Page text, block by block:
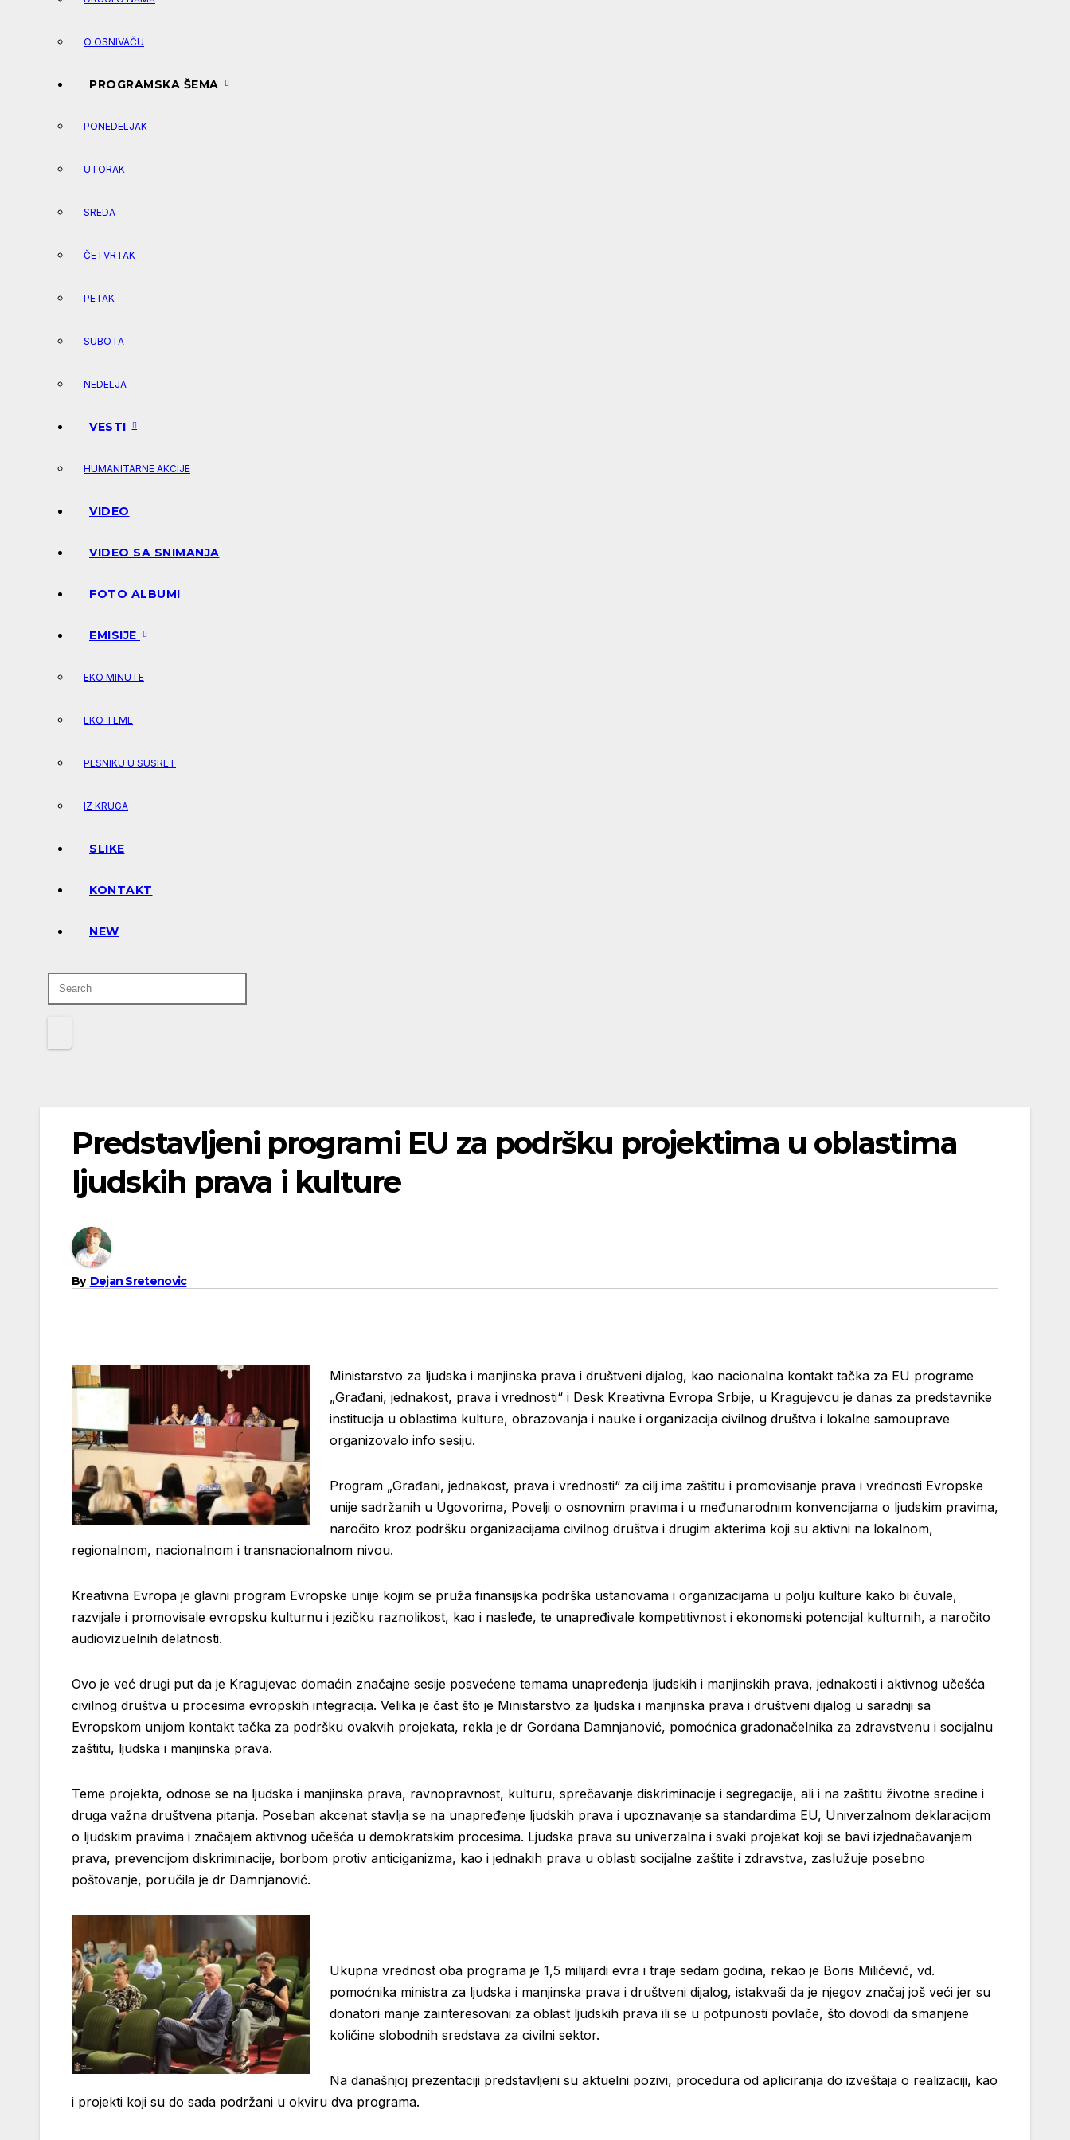
O OSNIVAČU
PROGRAMSKA ŠEMA
PONEDELJAK
UTORAK
SREDA
ČETVRTAK
PETAK
SUBOTA
NEDELJA
VESTI
HUMANITARNE AKCIJE
VIDEO
VIDEO SA SNIMANJA
FOTO ALBUMI
EMISIJE
EKO MINUTE
EKO TEME
PESNIKU U SUSRET
IZ KRUGA
SLIKE
KONTAKT
NEW
Predstavljeni programi EU za podršku projektima u oblastima
ljudskih prava i kulture
By Dejan Sretenovic
Ministarstvo za ljudska i manjinska prava i društveni dijalog, kao nacionalna kontakt tačka za EU programe
„Građani, jednakost, prava i vrednosti“ i Desk Kreativna Evropa Srbije, u Kragujevcu je danas za predstavnike
institucija u oblastima kulture, obrazovanja i nauke i organizacija civilnog društva i lokalne samouprave
organizovalo info sesiju.
Program „Građani, jednakost, prava i vrednosti“ za cilj ima zaštitu i promovisanje prava i vrednosti Evropske
unije sadržanih u Ugovorima, Povelji o osnovnim pravima i u međunarodnim konvencijama o ljudskim pravima,
naročito kroz podršku organizacijama civilnog društva i drugim akterima koji su aktivni na lokalnom,
regionalnom, nacionalnom i transnacionalnom nivou.
Kreativna Evropa je glavni program Evropske unije kojim se pruža finansijska podrška ustanovama i organizacijama u polju kulture kako bi čuvale,
razvijale i promovisale evropsku kulturnu i jezičku raznolikost, kao i nasleđe, te unapređivale kompetitivnost i ekonomski potencijal kulturnih, a naročito
audiovizuelnih delatnosti.
Ovo je već drugi put da je Kragujevac domaćin značajne sesije posvećene temama unapređenja ljudskih i manjinskih prava, jednakosti i aktivnog učešća
civilnog društva u procesima evropskih integracija. Velika je čast što je Ministarstvo za ljudska i manjinska prava i društveni dijalog u saradnji sa
Evropskom unijom kontakt tačka za podršku ovakvih projekata, rekla je dr Gordana Damnjanović, pomoćnica gradonačelnika za zdravstvenu i socijalnu
zaštitu, ljudska i manjinska prava.
Teme projekta, odnose se na ljudska i manjinska prava, ravnopravnost, kulturu, sprečavanje diskriminacije i segregacije, ali i na zaštitu životne sredine i
druga važna društvena pitanja. Poseban akcenat stavlja se na unapređenje ljudskih prava i upoznavanje sa standardima EU, Univerzalnom deklaracijom
o ljudskim pravima i značajem aktivnog učešća u demokratskim procesima. Ljudska prava su univerzalna i svaki projekat koji se bavi izjednačavanjem
prava, prevencijom diskriminacije, borbom protiv anticiganizma, kao i jednakih prava u oblasti socijalne zaštite i zdravstva, zaslužuje posebno
poštovanje, poručila je dr Damnjanović.
Ukupna vrednost oba programa je 1,5 milijardi evra i traje sedam godina, rekao je Boris Milićević, vd.
pomoćnika ministra za ljudska i manjinska prava i društveni dijalog, istakvaši da je njegov značaj još veći jer su
donatori manje zainteresovani za oblast ljudskih prava ili se u potpunosti povlače, što dovodi da smanjene
količine slobodnih sredstava za civilni sektor.
Na današnjoj prezentaciji predstavljeni su aktuelni pozivi, procedura od apliciranja do izveštaja o realizaciji, kao
i projekti koji su do sada podržani u okviru dva programa.